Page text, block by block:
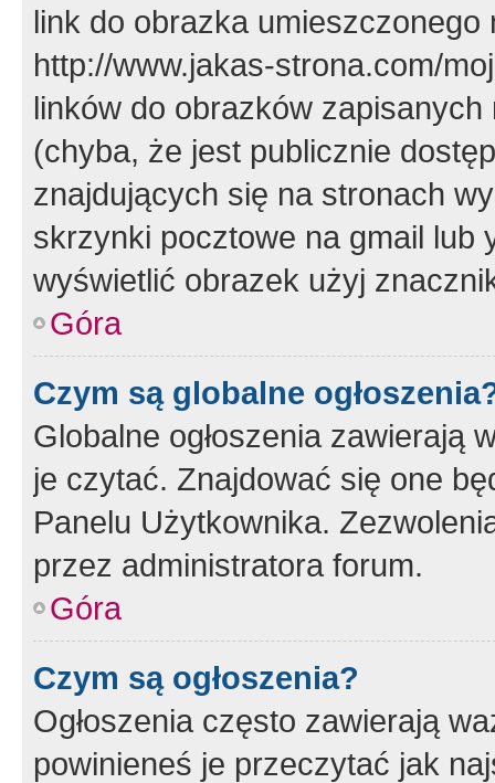
link do obrazka
http://www.jakas-strona.com/
linków do obrazków
(chyba, że jest publicznie
znajdujących się na stronach
skrzynki pocztowe na gmail lub
wyświetlić obrazek użyj
Góra
Czym są globalne
Globalne ogłoszenia zawierają
je czytać. Znajdować się one
Panelu Użytkownika.
przez administratora forum.
Góra
Czym są ogłoszenia?
Ogłoszenia często zawierają
powinieneś je przeczytać jak